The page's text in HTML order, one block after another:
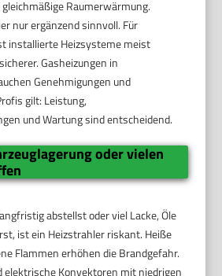
Raumerwärmung.
nur ergänzend sinnvoll. Für
installierte Heizsysteme meist
Gasheizungen in
Genehmigungen und
gilt: Leistung,
und Wartung sind entscheidend.
oder vielen
abstellst oder viel Lacke, Öle
ist ein Heizstrahler riskant. Heiße
Flammen erhöhen die Brandgefahr.
elektrische Konvektoren mit niedrigen